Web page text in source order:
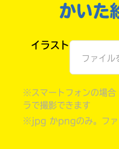
かいた
イラスト
ファイル
※スマートフォンの場合
ラで撮影できます
※jpg かpngのみ。ファ